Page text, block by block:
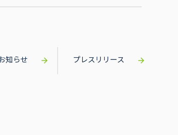
知らせ プレスリリース